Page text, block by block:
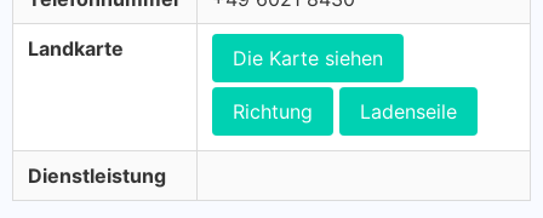
Landkarte Die Karte siehen
Richtung Ladenseile
Dienstleistung